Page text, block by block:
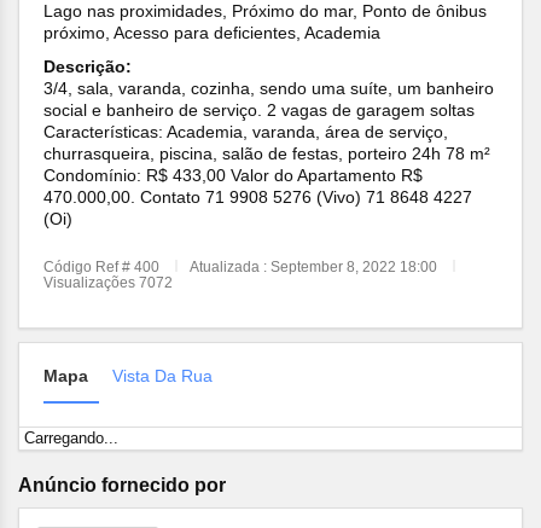
Lago nas proximidades, Próximo do mar, Ponto de ônibus
próximo, Acesso para deficientes, Academia
Descrição:
3/4, sala, varanda, cozinha, sendo uma suíte, um banheiro
social e banheiro de serviço. 2 vagas de garagem soltas
Características: Academia, varanda, área de serviço,
churrasqueira, piscina, salão de festas, porteiro 24h 78 m²
Condomínio: R$ 433,00 Valor do Apartamento R$
470.000,00. Contato 71 9908 5276 (Vivo) 71 8648 4227
(Oi)
Código Ref # 400
Atualizada : September 8, 2022 18:00
Visualizações 7072
Mapa Vista Da Rua
Carregando...
Anúncio fornecido por